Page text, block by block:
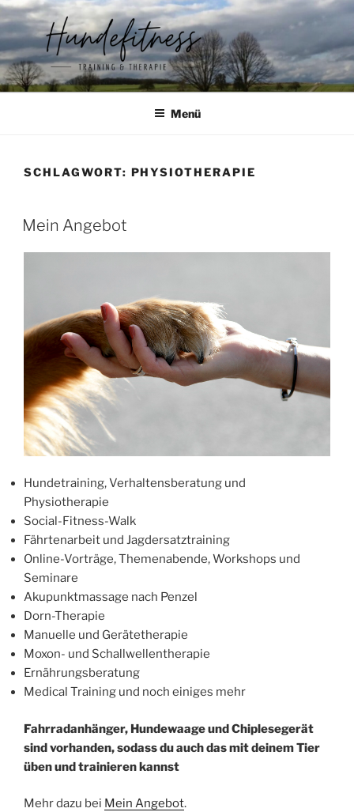
Zum
Inhalt
springen
HUNDEFITNESS
Hundeschule & Physiotherapie in Gießen
Menü
SCHLAGWORT: PHYSIOTHERAPIE
VERÖFFENTLICHT
AM
Mein Angebot
Hundetraining, Verhaltensberatung und
Physiotherapie
Social-Fitness-Walk
Fährtenarbeit und Jagdersatztraining
Online-Vorträge, Themenabende, Workshops und
Seminare
Akupunktmassage nach Penzel
Dorn-Therapie
Manuelle und Gerätetherapie
Moxon- und Schallwellentherapie
Ernährungsberatung
Medical Training und noch einiges mehr
Fahrradanhänger, Hundewaage und Chiplesegerät
sind vorhanden, sodass du auch das mit deinem Tier
üben und trainieren kannst
Mehr dazu bei Mein Angebot.